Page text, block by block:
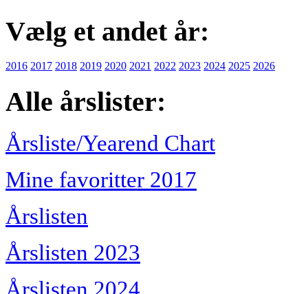
Vælg et andet år:
2016 2017 2018 2019 2020 2021 2022 2023 2024 2025 2026
Alle årslister:
Årsliste/Yearend Chart
Mine favoritter 2017
Årslisten
Årslisten 2023